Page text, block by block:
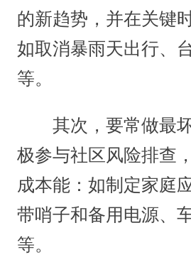
的新趋势，并在关键
如取消暴雨天出行、
等。
其次，要常做最坏
极参与社区风险排查
成本能：如制定家庭
带哨子和备用电源、
等。